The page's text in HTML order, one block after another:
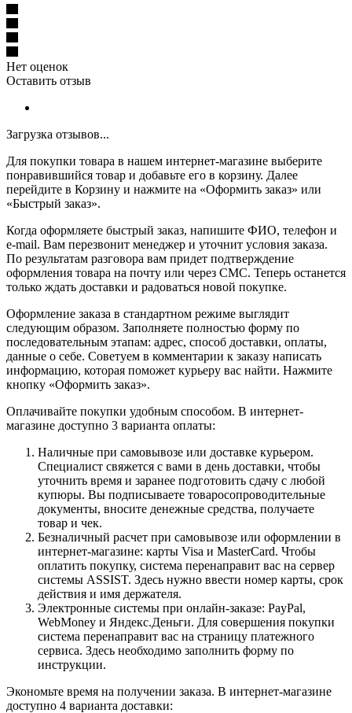
Нет оценок
Оставить отзыв
Загрузка отзывов...
Для покупки товара в нашем интернет-магазине выберите
понравившийся товар и добавьте его в корзину. Далее
перейдите в Корзину и нажмите на «Оформить заказ» или
«Быстрый заказ».
Когда оформляете быстрый заказ, напишите ФИО, телефон и
e-mail. Вам перезвонит менеджер и уточнит условия заказа.
По результатам разговора вам придет подтверждение
оформления товара на почту или через СМС. Теперь останется
только ждать доставки и радоваться новой покупке.
Оформление заказа в стандартном режиме выглядит
следующим образом. Заполняете полностью форму по
последовательным этапам: адрес, способ доставки, оплаты,
данные о себе. Советуем в комментарии к заказу написать
информацию, которая поможет курьеру вас найти. Нажмите
кнопку «Оформить заказ».
Оплачивайте покупки удобным способом. В интернет-
магазине доступно 3 варианта оплаты:
Наличные при самовывозе или доставке курьером.
Специалист свяжется с вами в день доставки, чтобы
уточнить время и заранее подготовить сдачу с любой
купюры. Вы подписываете товаросопроводительные
документы, вносите денежные средства, получаете
товар и чек.
Безналичный расчет при самовывозе или оформлении в
интернет-магазине: карты Visa и MasterCard. Чтобы
оплатить покупку, система перенаправит вас на сервер
системы ASSIST. Здесь нужно ввести номер карты, срок
действия и имя держателя.
Электронные системы при онлайн-заказе: PayPal,
WebMoney и Яндекс.Деньги. Для совершения покупки
система перенаправит вас на страницу платежного
сервиса. Здесь необходимо заполнить форму по
инструкции.
Экономьте время на получении заказа. В интернет-магазине
доступно 4 варианта доставки: